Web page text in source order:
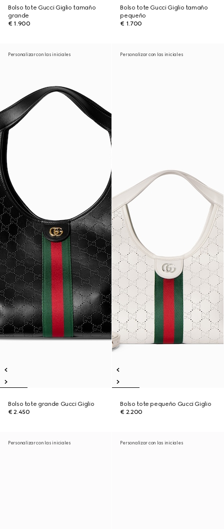
Bolso tote Gucci Giglio tamaño
grande
€ 1.900
Bolso tote Gucci Giglio tamaño
pequeño
€ 1.700
Personalizar con las iniciales
Bolso tote grande Gucci Giglio
€ 2.450
Personalizar con las iniciales
Bolso tote pequeño Gucci Giglio
€ 2.200
Personalizar con las iniciales Personalizar con las iniciales